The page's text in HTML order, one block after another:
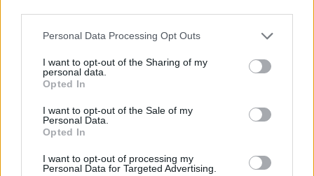
Personal Data Processing Opt Outs
I want to opt-out of the Sharing of my
personal data.
Opted In
I want to opt-out of the Sale of my
Personal Data.
Opted In
I want to opt-out of processing my
Personal Data for Targeted Advertising.
Esim for Global
Esim for USA|Esim for Italy| Esim for Spain|Esim